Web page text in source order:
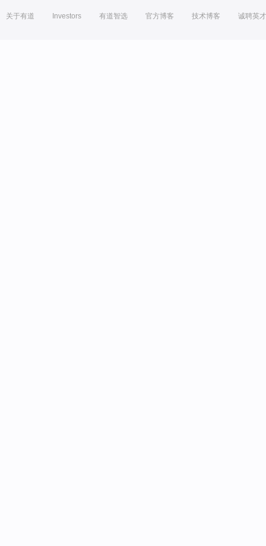
关于有道 Investors 有道智选 官方博客 技术博客 诚聘英才